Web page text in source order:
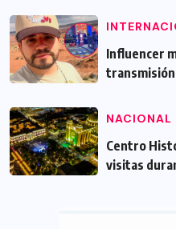
Influencer
transmisión
NACIONAL
Centro
visitas